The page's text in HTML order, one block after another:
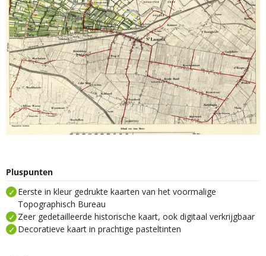
Pluspunten
Eerste in kleur gedrukte kaarten van het voormalige
Topographisch Bureau
Zeer gedetailleerde historische kaart, ook digitaal verkrijgbaar
Decoratieve kaart in prachtige pasteltinten